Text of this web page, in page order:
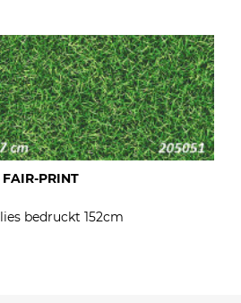
FAIR-PRINT
bedruckt 152cm